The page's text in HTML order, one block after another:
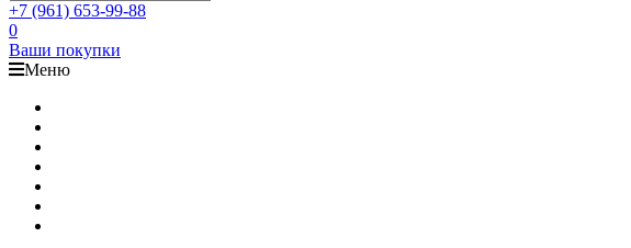
+7 (961) 653-99-88
0
Ваши покупки
Меню